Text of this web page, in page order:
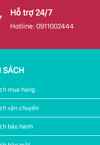
Hỗ trợ 24/7
Hotline: 0911002444
SÁCH
mua hàng
vận chuyển
bảo hành